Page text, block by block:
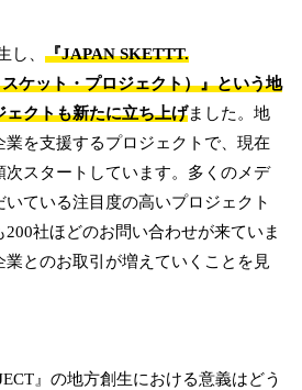
し、『JAPAN SKETTT.
ケット・プロジェクト）』という地
クトも新たに立ち上げました。地
を支援するプロジェクトで、現在
スタートしています。多くのメデ
いている注目度の高いプロジェクト
社ほどのお問い合わせが来ていま
とのお取引が増えていくことを見
』の地方創生における意義はどう